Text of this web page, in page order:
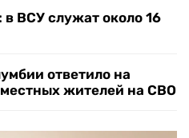
ВСУ служат около 16
ответило на
жителей на СВО